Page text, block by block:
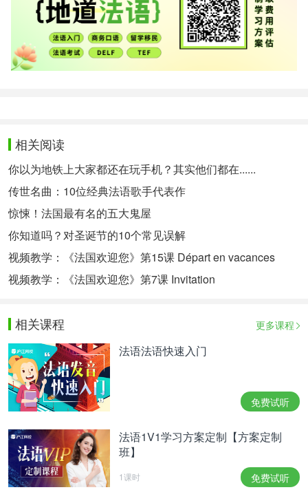
相关阅读
你以为地铁上大家都还在玩手机？其实他们都在......
传世名曲：10位经典法语歌手代表作
惊悚！法国最有名的五大鬼屋
你知道吗？对圣诞节的10个常见误解
视频教学：《法国欢迎您》第15课 Départ en vacances
视频教学：《法国欢迎您》第7课 Invitation
相关课程 更多课程
法语法语快速入门
免费试听
法语1V1学习方案定制【方案定制
班】
1课时 免费试听